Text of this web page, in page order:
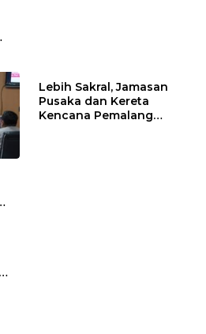
Lebih Sakral, Jamasan
Pusaka dan Kereta
Kencana Pemalang